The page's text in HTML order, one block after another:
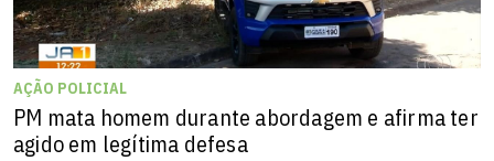
AÇÃO POLICIAL
PM mata homem durante abordagem e afirma ter
agido em legítima defesa